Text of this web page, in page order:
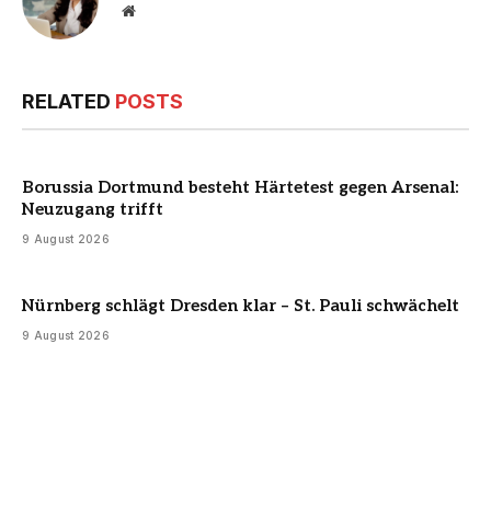
Website
RELATED POSTS
Borussia Dortmund besteht Härtetest gegen Arsenal:
Neuzugang trifft
9 August 2026
Nürnberg schlägt Dresden klar – St. Pauli schwächelt
9 August 2026